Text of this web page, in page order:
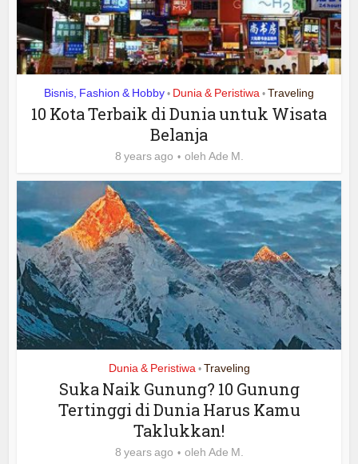
Bisnis, Fashion & Hobby • Dunia & Peristiwa • Traveling
10 Kota Terbaik di Dunia untuk Wisata
Belanja
8 years ago oleh Ade M.
Dunia & Peristiwa • Traveling
Suka Naik Gunung? 10 Gunung
Tertinggi di Dunia Harus Kamu
Taklukkan!
8 years ago oleh Ade M.